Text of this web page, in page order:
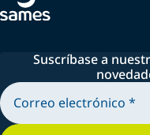
Suscríbase a